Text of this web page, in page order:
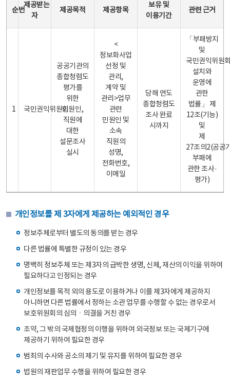
순번
제공받는
자
제공목적 제공항목
보유 및
이용기간
관련 근거
1 국민권익위원회
공공기관의
종합청렴도
평가를
위한
민원인,
직원에
대한
설문조사
실시
<
정보화사업
선정 및
관리,
계약 및
관리>업무
관련
민원인 및
소속
직원의
성명,
전화번호,
이메일
당해 연도
종합청렴도
조사 완료
시까지
「부패방지
및
국민권익위원
설치와
운영에
관한
법률」 제
12조(기능)
및
제
27조의2(공공
부패에
관한 조사·
평가)
개인정보를 제 3자에게 제공하는 예외적인 경우
정보주체로부터 별도의 동의를 받는 경우
다른 법률에 특별한 규정이 있는 경우
명백히 정보주체 또는 제3자의 급박한 생명, 신체, 재산의 이익을 위하여
필요하다고 인정되는 경우
개인정보를 목적 외의 용도로 이용하거나 이를 제3자에게 제공하지
아니하면 다른 법률에서 정하는 소관 업무를 수행할 수 없는 경우로서
보호위원회의 심의ㆍ의결을 거친 경우
조약, 그 밖의 국제협정의 이행을 위하여 외국정보 또는 국제기구에
제공하기 위하여 필요한 경우
범죄의 수사와 공소의 제기 및 유지를 위하여 필요한 경우
법원의 재판업무 수행을 위하여 필요한 경우